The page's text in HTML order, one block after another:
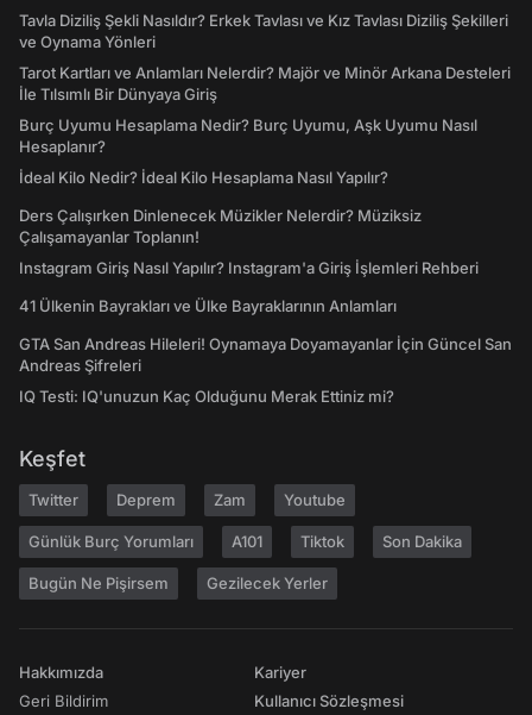
Tavla Diziliş Şekli Nasıldır? Erkek Tavlası ve Kız Tavlası Diziliş Şekilleri
ve Oynama Yönleri
Tarot Kartları ve Anlamları Nelerdir? Majör ve Minör Arkana Desteleri
İle Tılsımlı Bir Dünyaya Giriş
Burç Uyumu Hesaplama Nedir? Burç Uyumu, Aşk Uyumu Nasıl
Hesaplanır?
İdeal Kilo Nedir? İdeal Kilo Hesaplama Nasıl Yapılır?
Ders Çalışırken Dinlenecek Müzikler Nelerdir? Müziksiz
Çalışamayanlar Toplanın!
Instagram Giriş Nasıl Yapılır? Instagram'a Giriş İşlemleri Rehberi
41 Ülkenin Bayrakları ve Ülke Bayraklarının Anlamları
GTA San Andreas Hileleri! Oynamaya Doyamayanlar İçin Güncel San
Andreas Şifreleri
IQ Testi: IQ'unuzun Kaç Olduğunu Merak Ettiniz mi?
Keşfet
Twitter Deprem Zam Youtube
Günlük Burç Yorumları A101 Tiktok Son Dakika
Bugün Ne Pişirsem Gezilecek Yerler
Hakkımızda
Geri Bildirim
Kariyer
Kullanıcı Sözleşmesi